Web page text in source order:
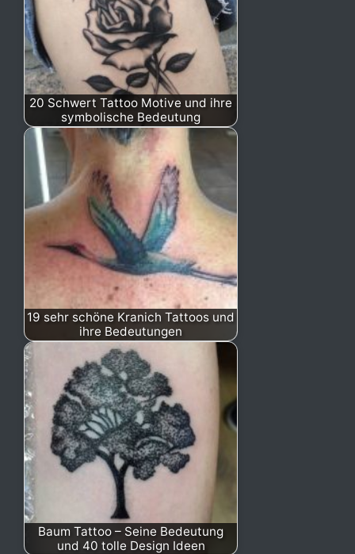
20 Schwert Tattoo Motive und ihre
symbolische Bedeutung
19 sehr schöne Kranich Tattoos und
ihre Bedeutungen
Baum Tattoo – Seine Bedeutung
und 40 tolle Design Ideen